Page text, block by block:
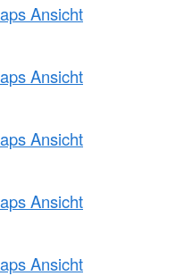
Ansicht
Ansicht
Ansicht
Ansicht
Ansicht